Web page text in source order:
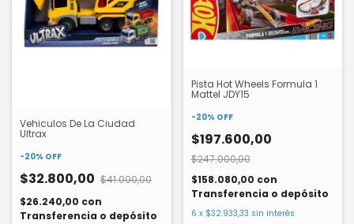
Vehiculos De La Ciudad
Ultrax
-20% OFF
$32.800,00 $41.000,00
$26.240,00 con
Transferencia o depósito
Pista Hot Wheels Formula 1
Mattel JDY15
-20% OFF
$197.600,00
$247.000,00
$158.080,00 con
Transferencia o depósito
6 x $32.933,33 sin interés